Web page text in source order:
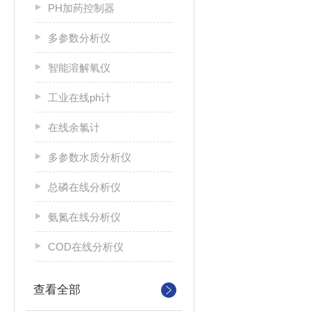
PH加药控制器
多参数分析仪
智能溶解氧仪
工业在线ph计
在线余氯计
多参数水质分析仪
总磷在线分析仪
氨氮在线分析仪
COD在线分析仪
查看全部